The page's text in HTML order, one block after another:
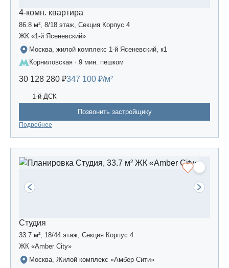
4-комн. квартира
86.8 м², 8/18 этаж, Секция Корпус 4
ЖК «1-й Ясеневский»
Москва, жилой комплекс 1-й Ясеневский, к1
Корниловская · 9 мин. пешком
30 128 280 ₽347 100 ₽/м²
1-й ДСК
Позвонить застройщику
Подробнее
Студия
33.7 м², 18/44 этаж, Секция Корпус 4
ЖК «Amber Сity»
Москва, Жилой комплекс «Амбер Сити»